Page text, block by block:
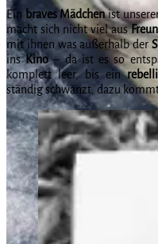
Ein braves Mädchenist
macht sich nicht viel aus
mit ihnen was außerhalb der
insKino– da ist es so
komplett leer, bis ein
ständig schwänzt, dazu